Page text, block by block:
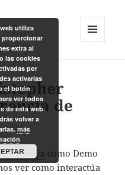
de
Hendryx como Demo
ver como interactúa
utiliza
proporcionar
extra al
las cookies
por
activarlas
el botón
ver todos
de esta web.
volver a
más